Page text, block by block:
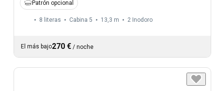
Patrón opcional
8 literas Cabina 5 13,3 m 2 Inodoro
El más bajo270 € / noche